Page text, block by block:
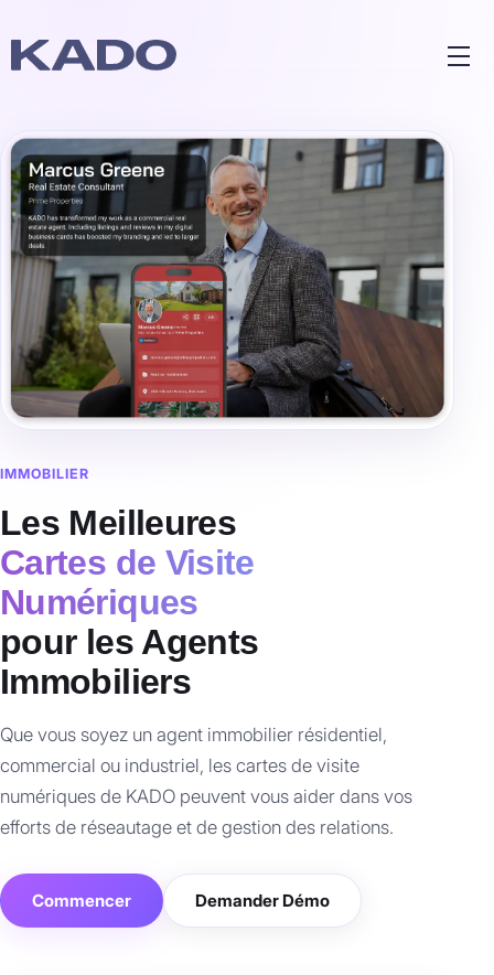
IMMOBILIER
Les Meilleures
Cartes de Visite
Numériques
pour les Agents
Immobiliers
Que vous soyez un agent immobilier résidentiel,
commercial ou industriel, les cartes de visite
numériques de KADO peuvent vous aider dans vos
efforts de réseautage et de gestion des relations.
Commencer Demander Démo